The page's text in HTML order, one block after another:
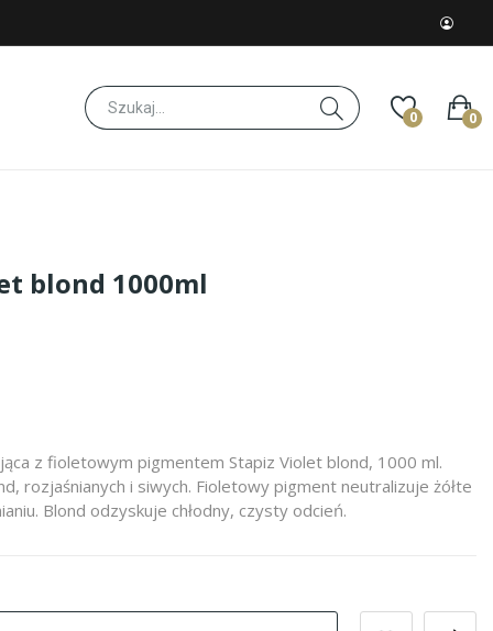
0 0
blond 1000ml
z fioletowym pigmentem Stapiz Violet blond, 1000 ml.
rozjaśnianych i siwych. Fioletowy pigment neutralizuje żółte
Blond odzyskuje chłodny, czysty odcień.